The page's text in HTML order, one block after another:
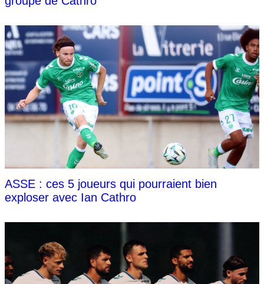
ASSE : ces 5 joueurs qui pourraient bien
exploser avec Ian Cathro